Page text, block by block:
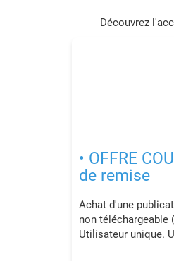
Découvrez
• OFFRE
de remise
Achat d'une
non téléchargeable
Utilisateur unique.